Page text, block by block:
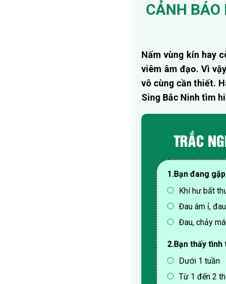
CẢNH BÁO
Nấm vùng kín hay
viêm âm đạo. Vì
vô cùng cần thiết.
Sing Bắc Ninh tìm
TRẮC
1.Bạn đang
Khí hư bất
Đau âm ỉ,
Đau, chảy
2.Bạn thấy
Dưới 1 tuần
Từ 1 đến 2